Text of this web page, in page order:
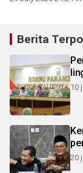
Berita
10
20